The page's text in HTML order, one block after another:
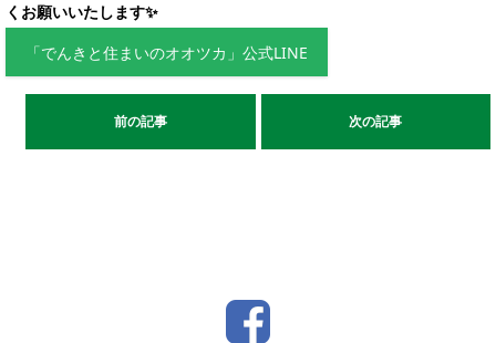
くお願いいたします✨
「でんきと住まいのオオツカ」公式LINE
前の記事 次の記事